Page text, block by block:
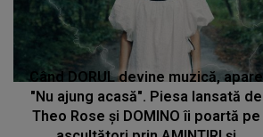
Când DORUL devine muzică, apare
"Nu ajung acasă". Piesa lansată de
Theo Rose și DOMINO îi poartă pe